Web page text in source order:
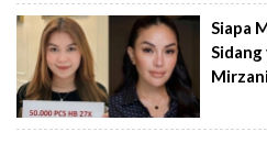
Siapa